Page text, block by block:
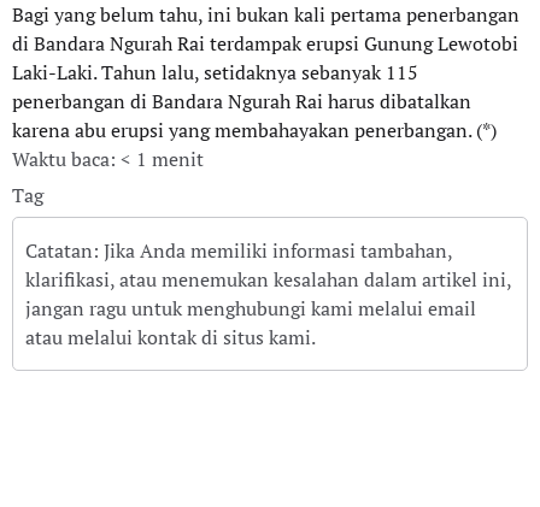
Bagi yang belum tahu, ini bukan kali pertama penerbangan
di Bandara Ngurah Rai terdampak erupsi Gunung Lewotobi
Laki-Laki. Tahun lalu, setidaknya sebanyak 115
penerbangan di Bandara Ngurah Rai harus dibatalkan
karena abu erupsi yang membahayakan penerbangan. (*)
Waktu baca: < 1 menit
Tag
Catatan: Jika Anda memiliki informasi tambahan,
klarifikasi, atau menemukan kesalahan dalam artikel ini,
jangan ragu untuk menghubungi kami melalui email
atau melalui kontak di situs kami.